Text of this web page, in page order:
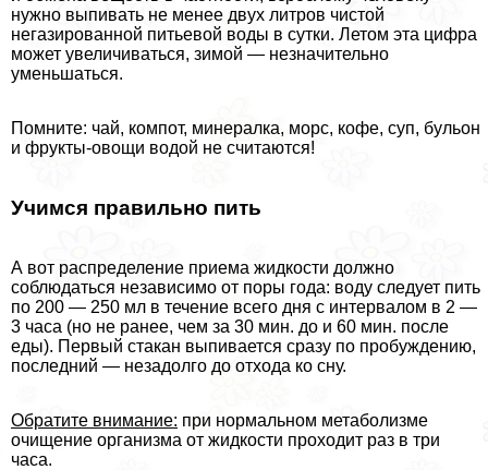
нужно выпивать не менее двух литров чистой
негазированной питьевой воды в сутки. Летом эта цифра
может увеличиваться, зимой — незначительно
уменьшаться.
Помните: чай, компот, минералка, морс, кофе, суп, бульон
и фрукты-овощи водой не считаются!
Учимся правильно пить
А вот распределение приема жидкости должно
соблюдаться независимо от поры года: воду следует пить
по 200 — 250 мл в течение всего дня с интервалом в 2 —
3 часа (но не ранее, чем за 30 мин. до и 60 мин. после
еды). Первый стакан выпивается сразу по пробуждению,
последний — незадолго до отхода ко сну.
Обратите внимание: при нормальном метаболизме
очищение организма от жидкости проходит раз в три
часа.